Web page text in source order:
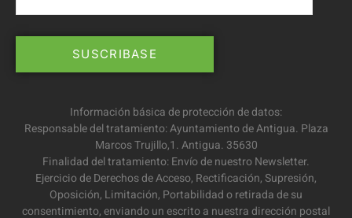
Información básica de protección de datos:
Responsable del tratamiento: Ayuntamiento de Antigua. Plaza
Marcos Trujillo,1. Antigua. 35630
Finalidad del tratamiento: Envío de nuestro Newsletter.
Ejercicio de Derechos de Acceso, Rectificación, Supresión,
Oposición, Limitación, Portabilidad o retirada de su
consentimiento, enviando un escrito a nuestra dirección postal